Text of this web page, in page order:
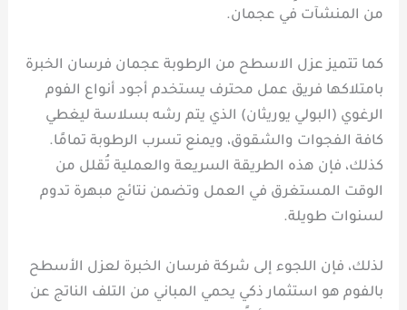
من المنشآت في عجمان.
كما تتميز عزل الاسطح من الرطوبة عجمان فرسان الخبرة
بامتلاكها فريق عمل محترف يستخدم أجود أنواع الفوم
الرغوي (البولي يوريثان) الذي يتم رشه بسلاسة ليغطي
كافة الفجوات والشقوق، ويمنع تسرب الرطوبة تمامًا.
كذلك، فإن هذه الطريقة السريعة والعملية تُقلل من
الوقت المستغرق في العمل وتضمن نتائج مبهرة تدوم
لسنوات طويلة.
لذلك، فإن اللجوء إلى شركة فرسان الخبرة لعزل الأسطح
بالفوم هو استثمار ذكي يحمي المباني من التلف الناتج عن